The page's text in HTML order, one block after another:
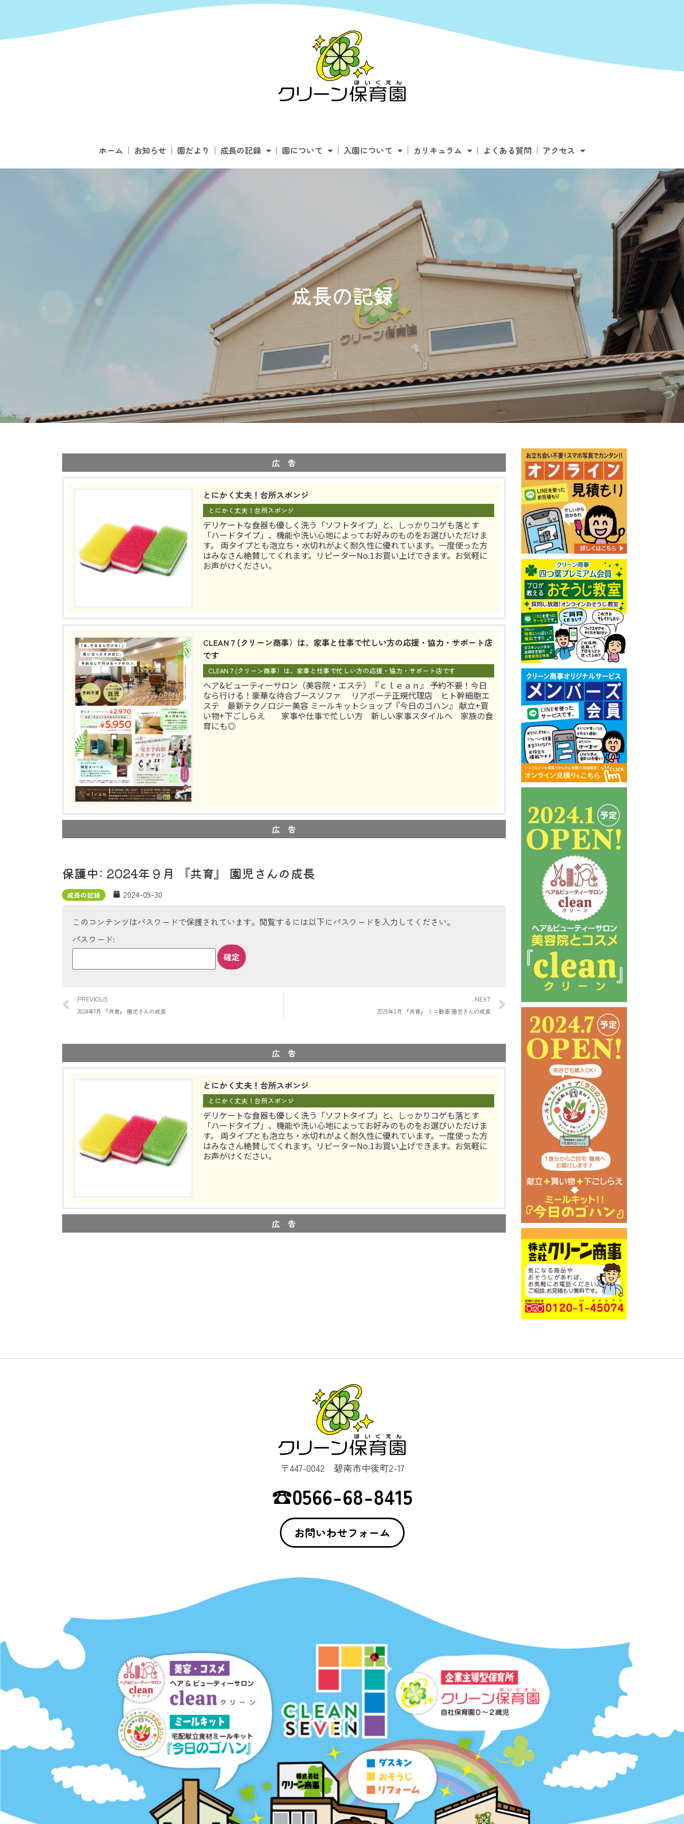
ホーム お知らせ 園だより 成長の記録 園について 入園について カリキュラム よくある質問 アクセス
成長の記録
広 告
とにかく丈夫！台所スポンジ
とにかく丈夫！台所スポンジ
デリケートな食器も優しく洗う「ソフトタイプ」と、しっかりコゲも落とす
「ハードタイプ」、機能や洗い心地によってお好みのものをお選びいただけま
す。 両タイプとも泡立ち・水切れがよく耐久性に優れています。一度使った方
はみなさん絶賛してくれます。リピーターNo.1お買い上げできます。お気軽に
お声がけください。
CLEAN７(クリーン商事）は、家事と仕事で忙しい方の応援・協力・サポート店
です
CLEAN７(クリーン商事）は、家事と仕事で忙しい方の応援・協力・サポート店です
ヘア&ビューティーサロン（美容院・エステ）『ｃｌｅａｎ』 予約不要！今日
なら行ける！豪華な待合ブースソファ リアボーテ正規代理店 ヒト幹細胞エ
ステ 最新テクノロジー美容 ミールキットショップ『今日のゴハン』 献立+買
い物+下ごしらえ 家事や仕事で忙しい方 新しい家事スタイルへ 家族の食
育にも◎
広 告
保護中: 2024年９月 『共育』 園児さんの成長
成長の記録 2024-09-30
このコンテンツはパスワードで保護されています。閲覧するには以下にパスワードを入力してください。
パスワード:
PREVIOUS
2024年1月 『共育』 園児さんの成長
NEXT
2025年3月 『共育』 ミニ動画 園児さんの成長
広 告
とにかく丈夫！台所スポンジ
とにかく丈夫！台所スポンジ
デリケートな食器も優しく洗う「ソフトタイプ」と、しっかりコゲも落とす
「ハードタイプ」、機能や洗い心地によってお好みのものをお選びいただけま
す。 両タイプとも泡立ち・水切れがよく耐久性に優れています。一度使った方
はみなさん絶賛してくれます。リピーターNo.1お買い上げできます。お気軽に
お声がけください。
広 告
〒447-0042 碧南市中後町2-17
☎︎0566-68-8415
お問いわせフォーム